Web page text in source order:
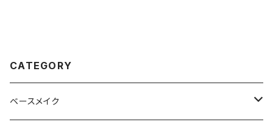
CATEGORY
ベースメイク